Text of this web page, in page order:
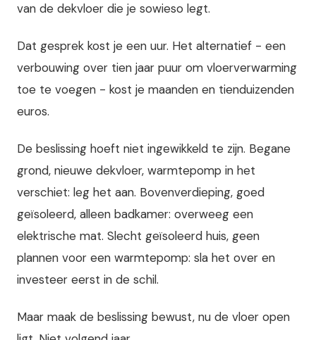
van de dekvloer die je sowieso legt.
Dat gesprek kost je een uur. Het alternatief - een
verbouwing over tien jaar puur om vloerverwarming
toe te voegen - kost je maanden en tienduizenden
euros.
De beslissing hoeft niet ingewikkeld te zijn. Begane
grond, nieuwe dekvloer, warmtepomp in het
verschiet: leg het aan. Bovenverdieping, goed
geïsoleerd, alleen badkamer: overweeg een
elektrische mat. Slecht geïsoleerd huis, geen
plannen voor een warmtepomp: sla het over en
investeer eerst in de schil.
Maar maak de beslissing bewust, nu de vloer open